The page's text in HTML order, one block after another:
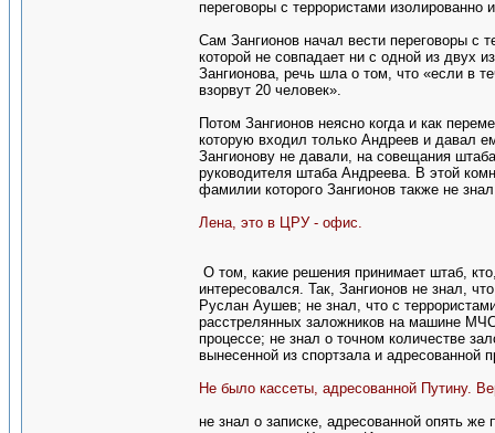
переговоры с террористами
Сам Зангионов начал вести переговоры с
которой не совпадает ни с одной из двух
Зангионова, речь шла о том, что «если в
взорвут 20 человек».
Потом Зангионов неясно когда и как
которую входил только Андреев и давал
Зангионову не давали, на совещания
руководителя штаба Андреева. В этой
фамилии которого Зангионов также не
Лена, это в ЦРУ - офис.
О том, какие решения принимает штаб,
интересовался. Так, Зангионов не знал,
Руслан Аушев; не знал, что с
расстрелянных заложников на машине
процессе; не знал о точном количестве
вынесенной из спортзала и адресованной
Не было кассеты, адресованной Путину.
не знал о записке, адресованной опять